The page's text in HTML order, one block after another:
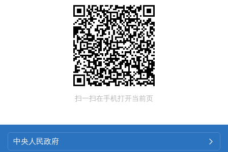
扫一扫在手机打开当前页
中央人民政府 